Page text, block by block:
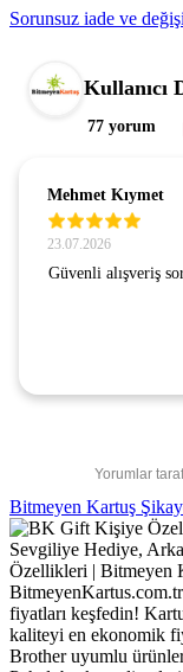
Sorunsuz iade ve
Kullanıcı
77 yorum
Mehmet Kıymet
23.07.2026
Güvenli alışveriş
Yorumlar
Bitmeyen Kartuş
fiyatları keşfedin!
kaliteyi en ekonomik
Brother uyumlu